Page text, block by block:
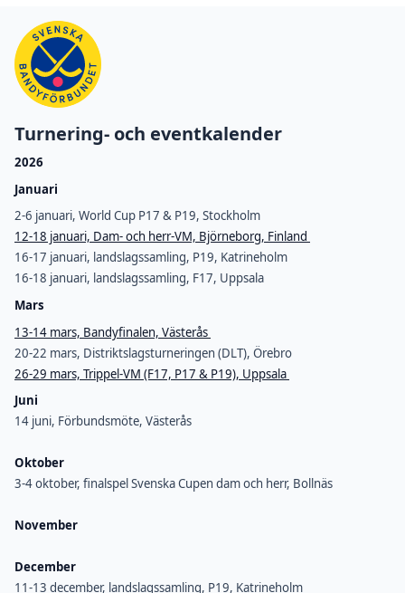
Turnering- och eventkalender
2026
Januari
2-6 januari, World Cup P17 & P19, Stockholm
12-18 januari, Dam- och herr-VM, Björneborg, Finland
16-17 januari, landslagssamling, P19, Katrineholm
16-18 januari, landslagssamling, F17, Uppsala
Mars
13-14 mars, Bandyfinalen, Västerås
20-22 mars, Distriktslagsturneringen (DLT), Örebro
26-29 mars, Trippel-VM (F17, P17 & P19), Uppsala
Juni
14 juni, Förbundsmöte, Västerås
Oktober
3-4 oktober, finalspel Svenska Cupen dam och herr, Bollnäs
November
December
11-13 december, landslagssamling, P19, Katrineholm